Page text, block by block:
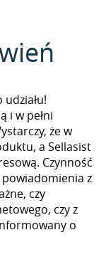
udziału!
i w pełni
że w
a Sellasist
Czynność
z
czy
czy z
o